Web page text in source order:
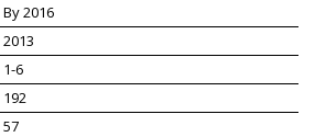
By 2016
2013
1-6
192
57